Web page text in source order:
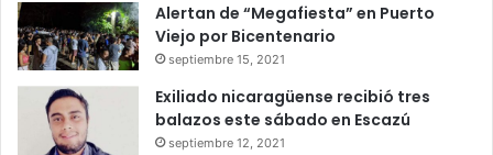
Alertan de “Megafiesta” en Puerto
Viejo por Bicentenario
septiembre 15, 2021
Exiliado nicaragüense recibió tres
balazos este sábado en Escazú
septiembre 12, 2021